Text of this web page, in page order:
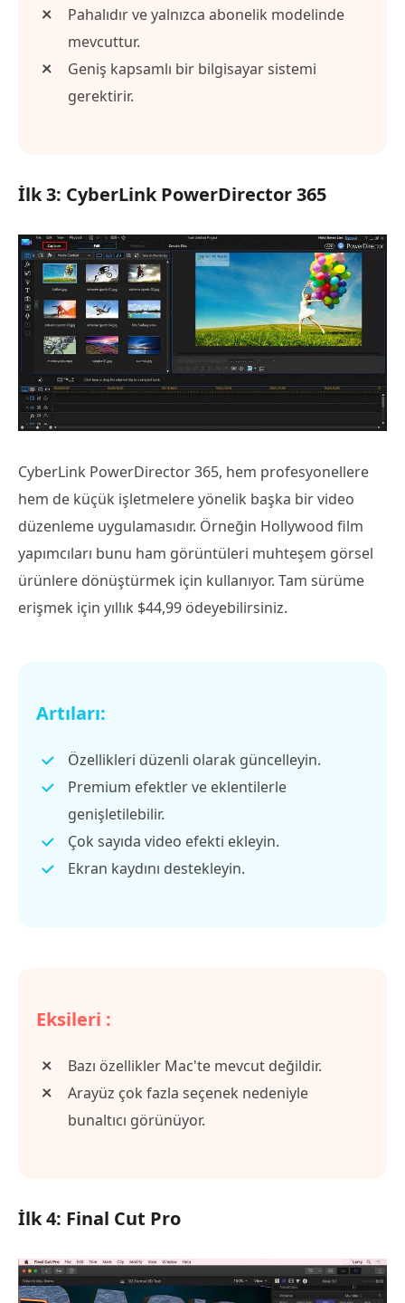
Pahalıdır ve yalnızca abonelik modelinde
mevcuttur.
Geniş kapsamlı bir bilgisayar sistemi
gerektirir.
İlk 3: CyberLink PowerDirector 365
CyberLink PowerDirector 365, hem profesyonellere
hem de küçük işletmelere yönelik başka bir video
düzenleme uygulamasıdır. Örneğin Hollywood film
yapımcıları bunu ham görüntüleri muhteşem görsel
ürünlere dönüştürmek için kullanıyor. Tam sürüme
erişmek için yıllık $44,99 ödeyebilirsiniz.
Artıları:
Özellikleri düzenli olarak güncelleyin.
Premium efektler ve eklentilerle
genişletilebilir.
Çok sayıda video efekti ekleyin.
Ekran kaydını destekleyin.
Eksileri :
Bazı özellikler Mac'te mevcut değildir.
Arayüz çok fazla seçenek nedeniyle
bunaltıcı görünüyor.
İlk 4: Final Cut Pro